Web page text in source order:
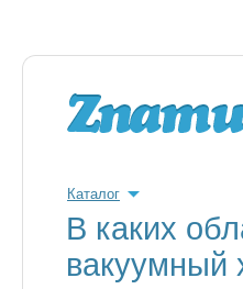
Каталог
В каких
вакуумный